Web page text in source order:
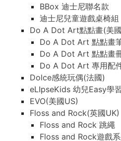
BBox 迪士尼聯名款
迪士尼兒童遊戲桌椅組
Do A Dot Art點點畫(美
Do A Dot Art 點點畫
Do A Dot Art 點點畫
Do A Dot Art 專用配
Dolce感統玩偶(法國)
eLIpseKids 幼兒Easy學
EVO(美國US)
Floss and Rock(英國UK)
Floss and Rock 跳繩
Floss and Rock遊戲